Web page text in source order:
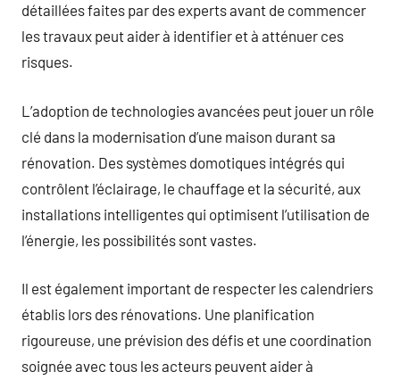
détaillées faites par des experts avant de commencer
les travaux peut aider à identifier et à atténuer ces
risques.
L’adoption de technologies avancées peut jouer un rôle
clé dans la modernisation d’une maison durant sa
rénovation. Des systèmes domotiques intégrés qui
contrôlent l’éclairage, le chauffage et la sécurité, aux
installations intelligentes qui optimisent l’utilisation de
l’énergie, les possibilités sont vastes.
Il est également important de respecter les calendriers
établis lors des rénovations. Une planification
rigoureuse, une prévision des défis et une coordination
soignée avec tous les acteurs peuvent aider à